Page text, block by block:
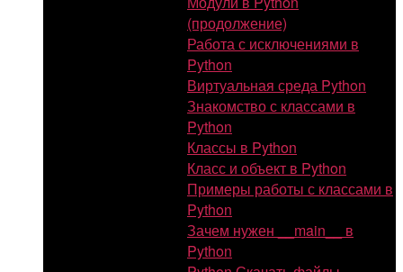
(продолжение)
Работа с исключениями в
Python
Виртуальная среда Python
Знакомство с классами в
Python
Классы в Python
Класс и объект в Python
Примеры работы с классами в
Python
Зачем нужен __main__ в
Python